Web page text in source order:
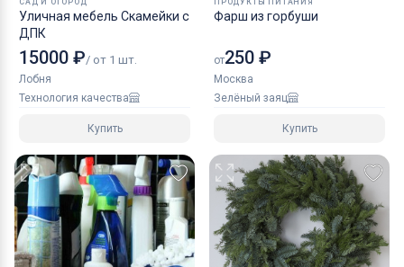
Уличная мебель Скамейки с
ДПК
15000 ₽/ от 1 шт.
Лобня
Технология качества
Купить
Фарш из горбуши
от250 ₽
Москва
Зелёный заяц
Купить